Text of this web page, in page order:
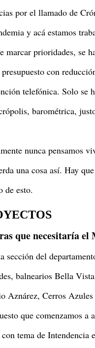
por el llamado de
y acá estamos
marcar prioridades, se
con
telefónica. Solo se
barométrica,
nunca pensamos
una cosa así. Hay
de esto.
que necesitaría
sección del
balnearios Bella
Aznárez, Cerros
que comenzamos
tema de